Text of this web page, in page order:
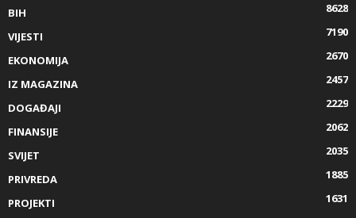
BIH
8628
VIJESTI
7190
EKONOMIJA
2670
IZ MAGAZINA
2457
DOGAĐAJI
2229
FINANSIJE
2062
SVIJET
2035
PRIVREDA
1885
PROJEKTI
1631